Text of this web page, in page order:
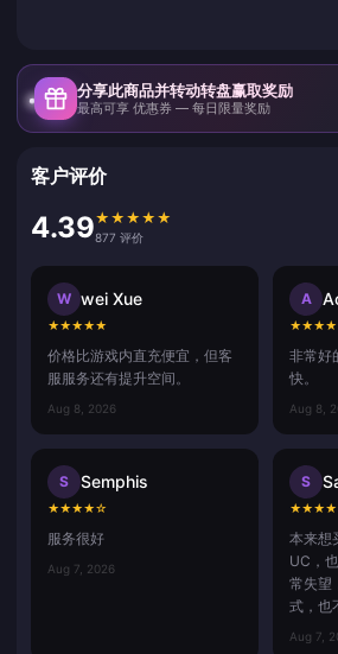
分享此商品并转动转盘赢取奖励
最高可享 优惠券 — 每日限量奖励
客户评价
4.39★ ★ ★ ★ ★
877 评价
W wei Xue
★★★★★
价格比游戏内直充便宜，但客
服服务还有提升空间。
Aug 8, 2026
A
★★★★
非常好
快。
Aug 8,
S Semphis
★★★★☆
服务很好
Aug 7, 2026
S
★★★★
本来想
UC，
常失望
式，也
Aug 7,